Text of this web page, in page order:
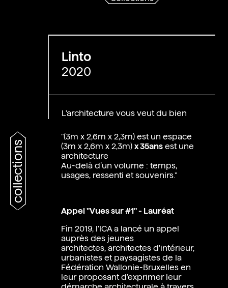
collections
"(3m x 2,6m x 2,3m) est un espace
(3m x 2,6m x 2,3m) x 35ans est une
architecture
Au-delà d’un volume : temps,
usages, ressenti et souvenirs."
Appel "Vues sur #1" - Lauréat
Fin 2019, l'ICA a lancé un appel
auprès des jeunes
architectes, architectes d'intérieur,
urbanistes et paysagistes de la
Fédération Wallonie-Bruxelles en
leur proposant d’exprimer leur
Linto
2020
L'architecture vous veut du bien